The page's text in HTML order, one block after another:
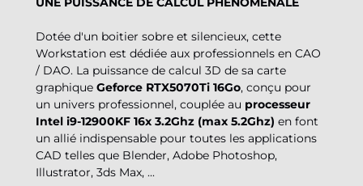
Dotée d'un boitier sobre et silencieux, cette
Workstation est dédiée aux professionnels en CAO
/ DAO. La puissance de calcul 3D de sa carte
graphique Geforce RTX5070Ti 16Go, conçu pour
un univers professionnel, couplée au processeur
Intel i9-12900KF 16x 3.2Ghz (max 5.2Ghz) en font
un allié indispensable pour toutes les applications
CAD telles que Blender, Adobe Photoshop,
Illustrator, 3ds Max, ...